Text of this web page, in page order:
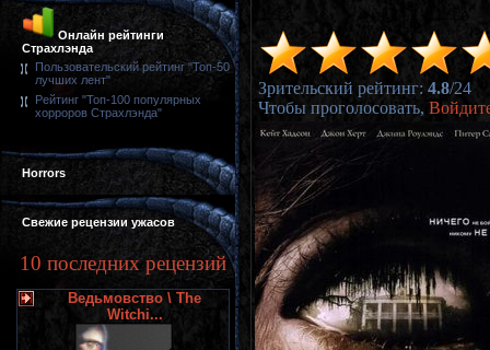
Онлайн рейтинги
Страхлэнда
Пользовательский рейтинг "Топ-50
лучших лент"
Рейтинг "Топ-100 популярных
хорроров Страхлэнда"
Horrors
Свежие рецензии ужасов
10 последних рецензий
Ведьмовство \ The
Witchi...
Зрительский рейтинг: 4.8/24
Чтобы проголосовать,